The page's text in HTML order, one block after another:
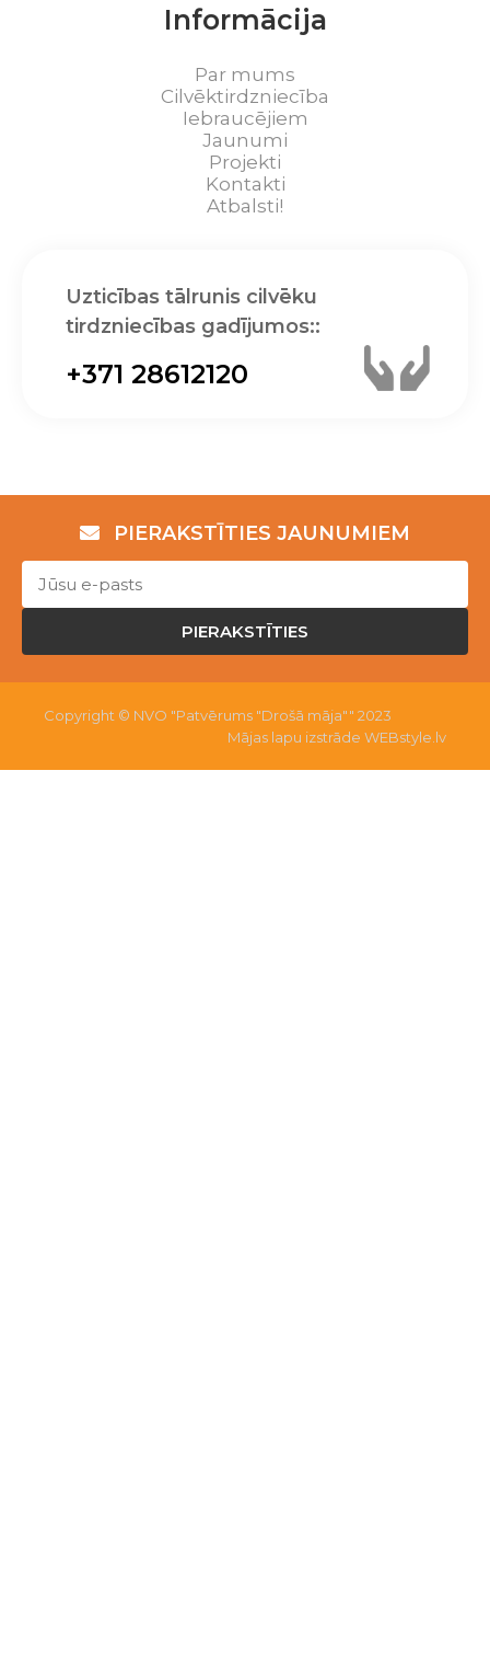
Informācija
Par mums
Cilvēktirdzniecība
Iebraucējiem
Jaunumi
Projekti
Kontakti
Atbalsti!
Uzticības tālrunis cilvēku
tirdzniecības gadījumos::
+371 28612120
PIERAKSTĪTIES JAUNUMIEM
PIERAKSTĪTIES
Copyright © NVO "Patvērums "Drošā māja"" 2023
Mājas lapu izstrāde WEBstyle.lv